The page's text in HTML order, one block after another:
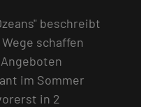
beschreibt
schaffen
im Sommer
in 2